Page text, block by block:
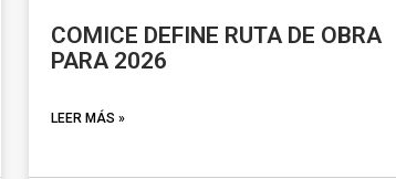
COMICE DEFINE RUTA DE OBRA
PARA 2026
LEER MÁS »